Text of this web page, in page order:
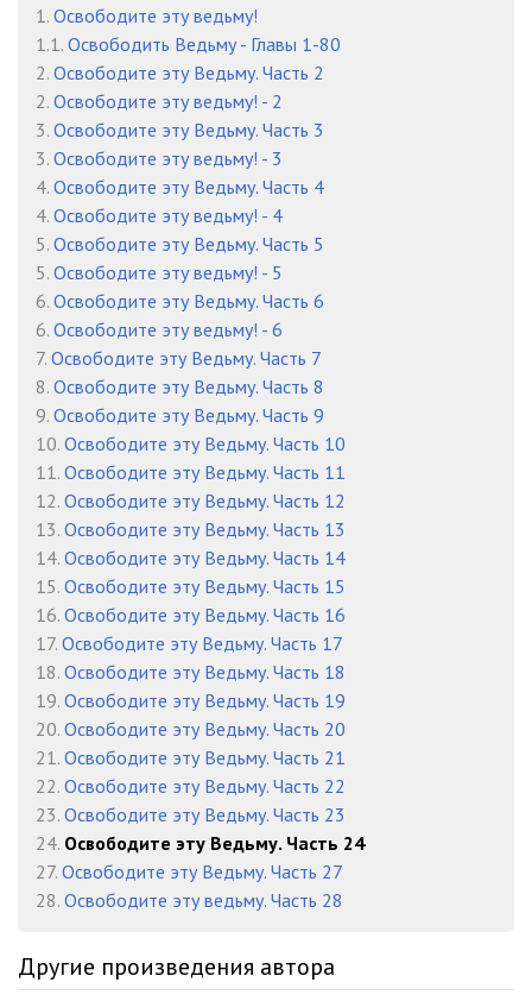
Глава 1174
Глава 1175
Глава 1176
Глава 1177
Глава 1178
Глава 1179
Глава 1180
Глава 1181
Глава 1182
Глава 1183
Глава 1184
Глава 1185
Глава 1186
Глава 1187
Глава 1188
Глава 1189
Глава 1190
Глава 1191
Глава 1192
Глава 1194
1. Освободите эту ведьму!
1.1. Освободить Ведьму - Главы 1-80
2. Освободите эту Ведьму. Часть 2
2. Освободите эту ведьму! - 2
3. Освободите эту Ведьму. Часть 3
3. Освободите эту ведьму! - 3
4. Освободите эту Ведьму. Часть 4
4. Освободите эту ведьму! - 4
5. Освободите эту Ведьму. Часть 5
5. Освободите эту ведьму! - 5
6. Освободите эту Ведьму. Часть 6
6. Освободите эту ведьму! - 6
7. Освободите эту Ведьму. Часть 7
8. Освободите эту Ведьму. Часть 8
9. Освободите эту Ведьму. Часть 9
10. Освободите эту Ведьму. Часть 10
11. Освободите эту Ведьму. Часть 11
12. Освободите эту Ведьму. Часть 12
13. Освободите эту Ведьму. Часть 13
14. Освободите эту Ведьму. Часть 14
15. Освободите эту Ведьму. Часть 15
16. Освободите эту Ведьму. Часть 16
17. Освободите эту Ведьму. Часть 17
18. Освободите эту Ведьму. Часть 18
19. Освободите эту Ведьму. Часть 19
20. Освободите эту Ведьму. Часть 20
21. Освободите эту Ведьму. Часть 21
22. Освободите эту Ведьму. Часть 22
23. Освободите эту Ведьму. Часть 23
24. Освободите эту Ведьму. Часть 24
27. Освободите эту Ведьму. Часть 27
28. Освободите эту ведьму. Часть 28
Другие произведения автора